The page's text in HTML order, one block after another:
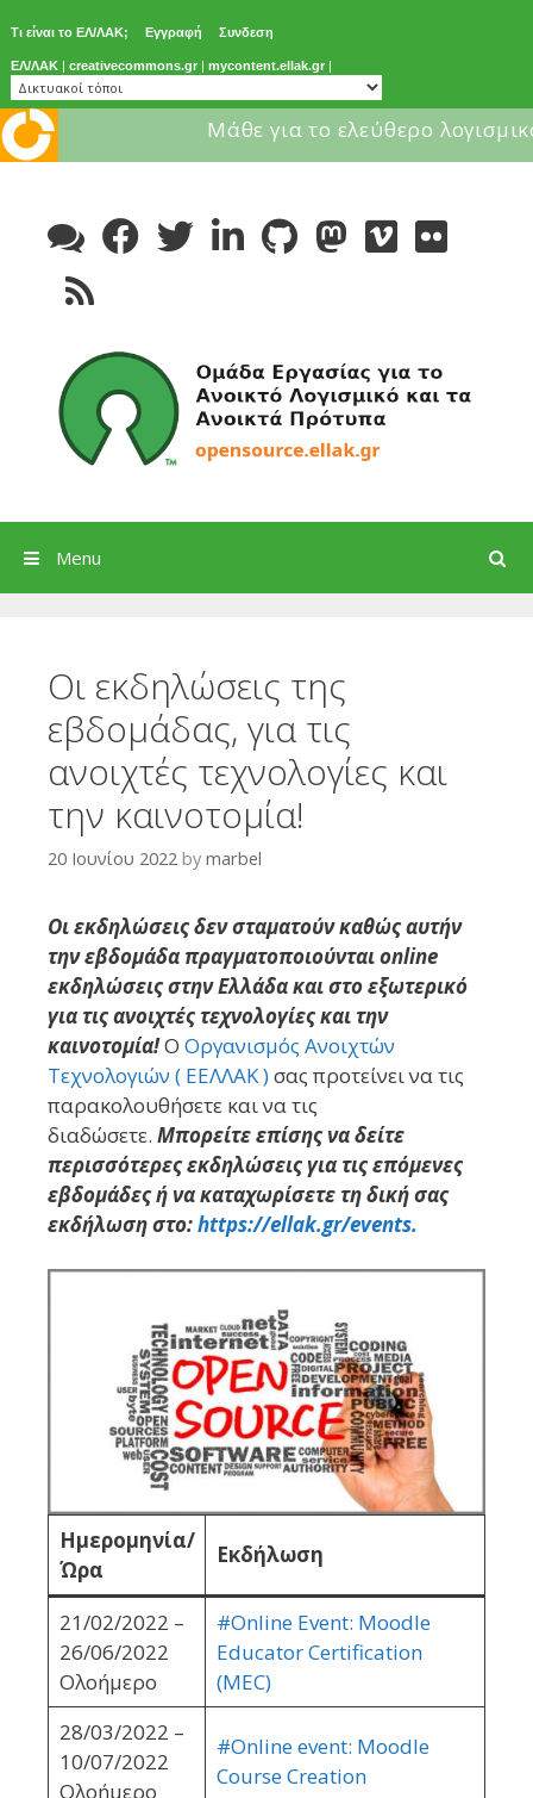
Τι είναι το ΕΛ/ΛΑΚ; Εγγραφή Συνδεση
ΕΛ/ΛΑΚ | creativecommons.gr | mycontent.ellak.gr |
Μάθε για το ελεύθερο
content
Search
Menu
Οι εκδηλώσεις της
εβδομάδας, για τις
ανοιχτές τεχνολογίες και
την καινοτομία!
20 Ιουνίου 2022 by marbel
Οι εκδηλώσεις δεν σταματούν καθώς αυτήν
την εβδομάδα πραγματοποιούνται online
εκδηλώσεις στην Ελλάδα και στο εξωτερικό
για τις ανοιχτές τεχνολογίες και την
καινοτομία!Ο Οργανισμός Ανοιχτών
Τεχνολογιών ( ΕΕΛΛΑΚ )σας προτείνει να τις
παρακολουθήσετε και να τις
διαδώσετε. Μπορείτε επίσης να δείτε
περισσότερες εκδηλώσεις για τις επόμενες
εβδομάδες ή να καταχωρίσετε τη δική σας
εκδήλωση στο:https://ellak.gr/events.
Ημερομηνία/
Ώρα
Εκδήλωση
21/02/2022 –
26/06/2022
Ολοήμερο
#Online Event: Moodle
Educator Certification
(MEC)
28/03/2022 –
10/07/2022
Ολοήμερο
#Online event: Moodle
Course Creation